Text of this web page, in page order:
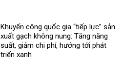
Khuyến công quốc gia “tiếp lực” sản
xuất gạch không nung: Tăng năng
suất, giảm chi phí, hướng tới phát
triển xanh